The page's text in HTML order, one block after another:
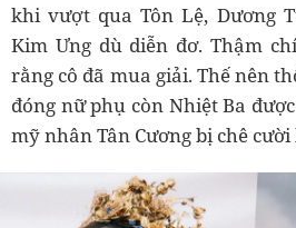
khi vượt qua Tôn Lệ, Dương
Kim Ưng dù diễn đơ. Thậm
rằng cô đã mua giải. Thế nên
đóng nữ phụ còn Nhiệt Ba
mỹ nhân Tân Cương bị chê